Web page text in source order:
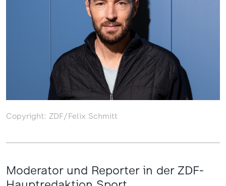
Copyright: ZDF/Felix Schmitt
Moderator und Reporter in der ZDF-